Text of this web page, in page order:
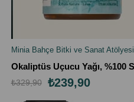
SEPETE EKLE
Minia Bahçe Bitki ve Sanat Atölyesi
₺239,90
₺329,90